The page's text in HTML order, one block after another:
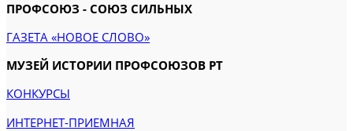
ПРОФСОЮЗ - СОЮЗ СИЛЬНЫХ
ГАЗЕТА «НОВОЕ СЛОВО»
МУЗЕЙ ИСТОРИИ ПРОФСОЮЗОВ РТ
КОНКУРСЫ
ИНТЕРНЕТ-ПРИЕМНАЯ